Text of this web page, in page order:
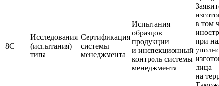
в том
при
лица
на
8С
Исследования
(испытания)
типа
Сертификация
системы
менеджмента
Испытания
образцов
продукции
и инспекционный
контроль системы
менеджмента